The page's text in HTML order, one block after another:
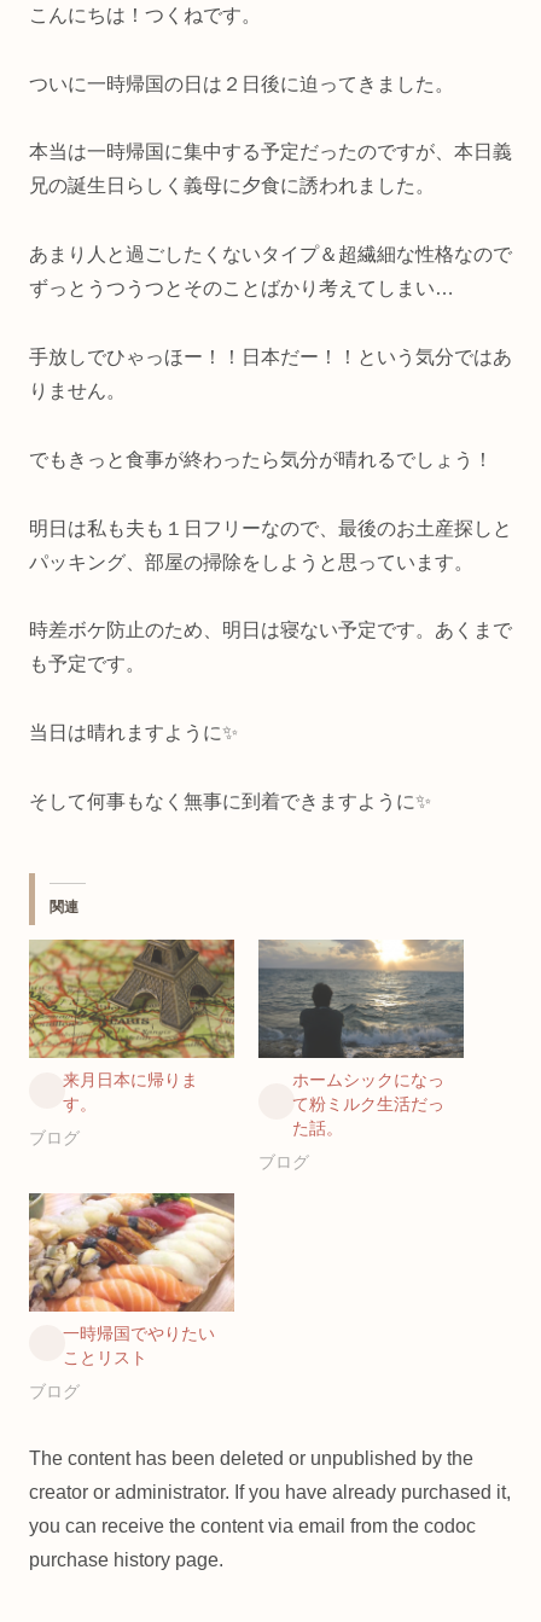
こんにちは！つくねです。
ついに一時帰国の日は２日後に迫ってきました。
本当は一時帰国に集中する予定だったのですが、本日義
兄の誕生日らしく義母に夕食に誘われました。
あまり人と過ごしたくないタイプ＆超繊細な性格なので
ずっとうつうつとそのことばかり考えてしまい…
手放しでひゃっほー！！日本だー！！という気分ではあ
りません。
でもきっと食事が終わったら気分が晴れるでしょう！
明日は私も夫も１日フリーなので、最後のお土産探しと
パッキング、部屋の掃除をしようと思っています。
時差ボケ防止のため、明日は寝ない予定です。あくまで
も予定です。
当日は晴れますように✨
そして何事もなく無事に到着できますように✨
関連
来月日本に帰りま
す。
ブログ
ホームシックになっ
て粉ミルク生活だっ
た話。
ブログ
一時帰国でやりたい
ことリスト
ブログ
The content has been deleted or unpublished by the
creator or administrator. If you have already purchased it,
you can receive the content via email from the codoc
purchase history page.